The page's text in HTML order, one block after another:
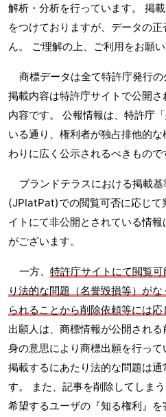
解析・分析を行っています。 掲
をつけておりますが、データの
ん。 ご理解の上、ご利用をお願い
商標データは全て特許庁発行の
掲載内容は特許庁サイトで公開
内容です。 公報情報は、特許庁「
いる通り、権利者が独占排他的
わりに広く公示されるべきもので
ブランドテラスにおける掲載
(JPlatPat)での閲覧可否に応じて
イトにて非公開とされている情
がございます。
一方、 特許庁サイトにて閲覧
り法的な問題（名誉毀損等）が
られることから削除依頼等には
出願人は、商標情報が公開され
身の意思により商標出願を行っ
掲載するにあたり法的な問題は
す。 また、記事を削除してしま
希望するユーザの『知る権利』